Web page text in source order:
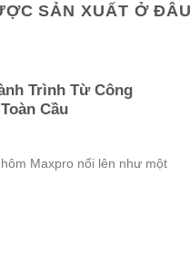
SẢN XUẤT Ở ĐÂU
Trình Từ Công
Cầu
Maxpro nổi lên như một